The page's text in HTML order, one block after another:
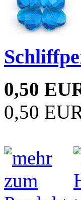
0,50
0,50